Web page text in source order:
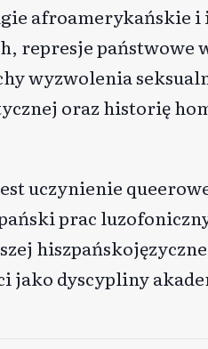
afroamerykańskie i
represje państwowe
wyzwolenia
oraz historię
uczynienie
prac
jako dyscypliny